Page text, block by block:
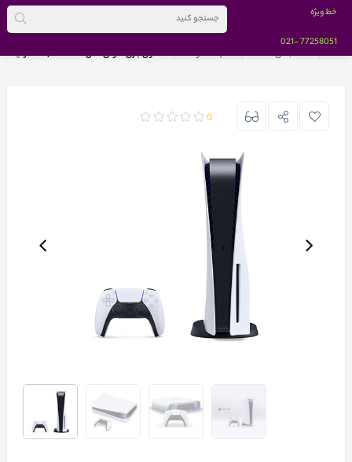
خط ویژه
77258051
-021
خانه
دسته بندی کالاها تمام محصولات کنسول بازی سونی مدل Playstation 5 ظرفیت 1 ترابایت
0